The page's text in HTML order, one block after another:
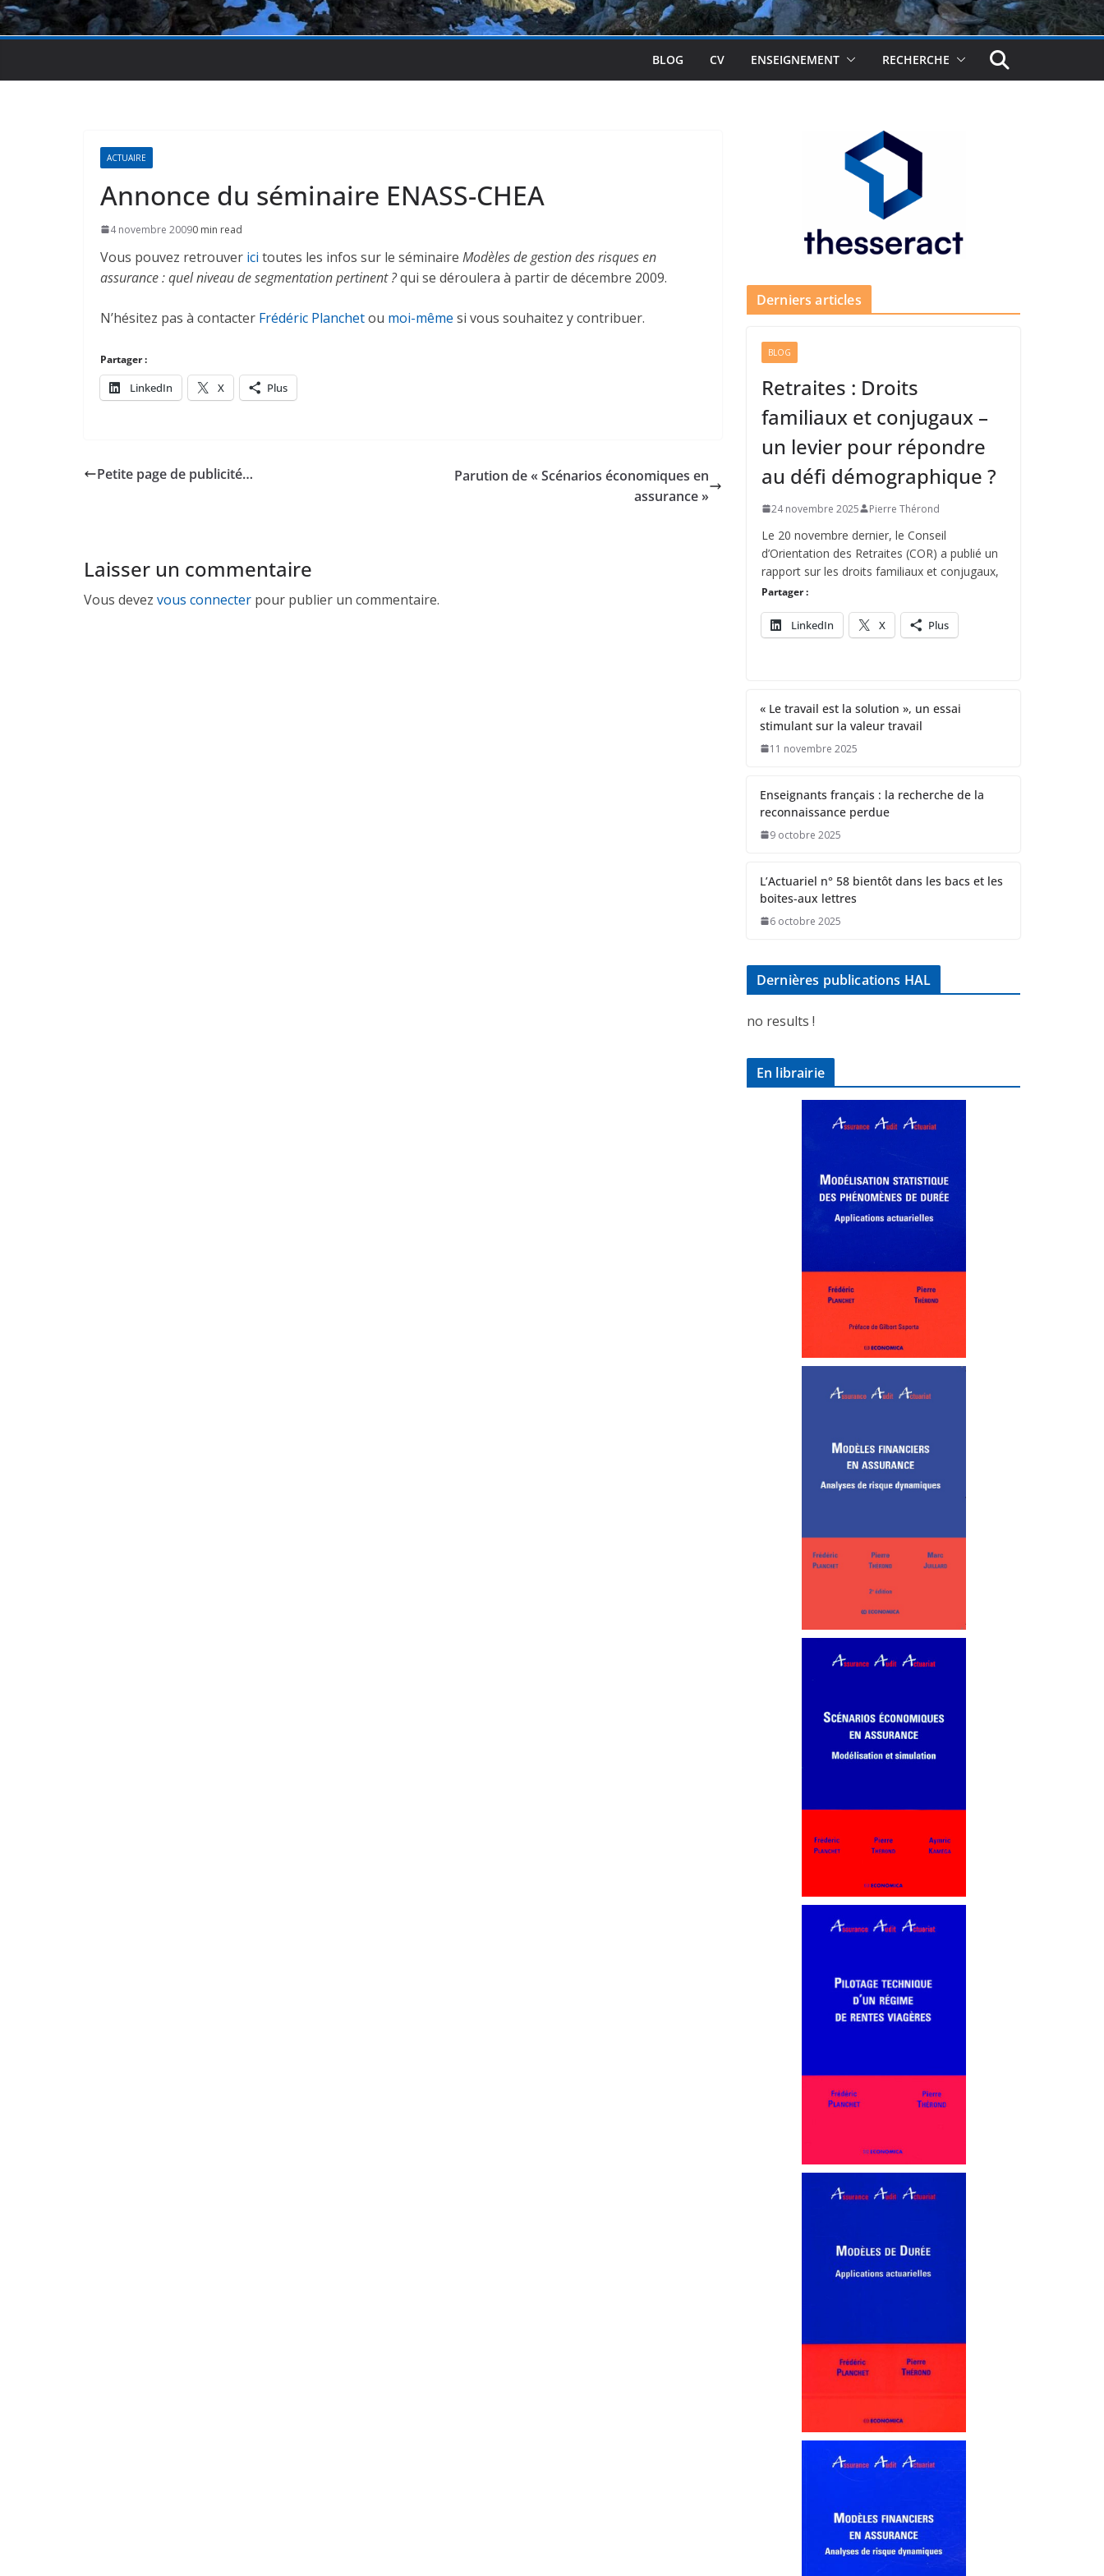
BLOG CV ENSEIGNEMENT RECHERCHE
ACTUAIRE
Annonce du séminaire ENASS-CHEA
4 novembre 20090 min read
Vous pouvez retrouver ici toutes les infos sur le séminaire Modèles de gestion des risques en
assurance : quel niveau de segmentation pertinent ?qui se déroulera à partir de décembre 2009.
N’hésitez pas à contacter Frédéric Planchetou moi-même si vous souhaitez y contribuer.
Partager :
LinkedIn X Plus
Petite page de publicité…
Parution de « Scénarios économiques en
assurance »
Laisser un commentaire
Vous devez vous connecter pour publier un commentaire.
Derniers articles
BLOG
Retraites : Droits
familiaux et conjugaux –
un levier pour répondre
au défi démographique ?
24 novembre 2025 Pierre Thérond
Le 20 novembre dernier, le Conseil
d’Orientation des Retraites (COR) a publié un
rapport sur les droits familiaux et conjugaux,
Partager :
LinkedIn X Plus
« Le travail est la solution », un essai
stimulant sur la valeur travail
11 novembre 2025
Enseignants français : la recherche de la
reconnaissance perdue
9 octobre 2025
L’Actuariel n° 58 bientôt dans les bacs et les
boites-aux lettres
6 octobre 2025
Dernières publications HAL
no results !
En librairie